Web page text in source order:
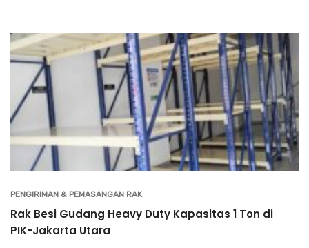
PENGIRIMAN & PEMASANGAN RAK
Rak Besi Gudang Heavy Duty Kapasitas 1 Ton di
PIK-Jakarta Utara